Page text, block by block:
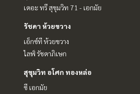
เดอะ ทรี สุขุมวิท 71 - เอกมัย
รัชดา ห้วยขวาง
เอ็กซ์ที ห้วยขวาง
ไลฟ์ รัชดาภิเษก
สุขุมวิท อโศก ทองหล่อ
ซี เอกมัย